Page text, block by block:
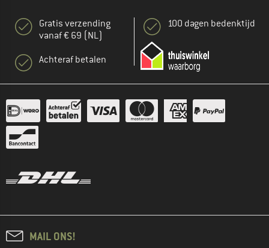
Gratis verzending
vanaf € 69 (NL)
Achteraf betalen
100 dagen bedenktijd
MAIL ONS!